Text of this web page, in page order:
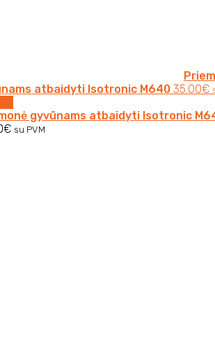
atbaidyti Isotronic M640 35.00€
gyvūnams atbaidyti Isotronic
€ su PVM